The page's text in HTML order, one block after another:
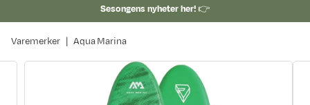
Sesongens nyheter her!👉
Varemerker Aqua Marina